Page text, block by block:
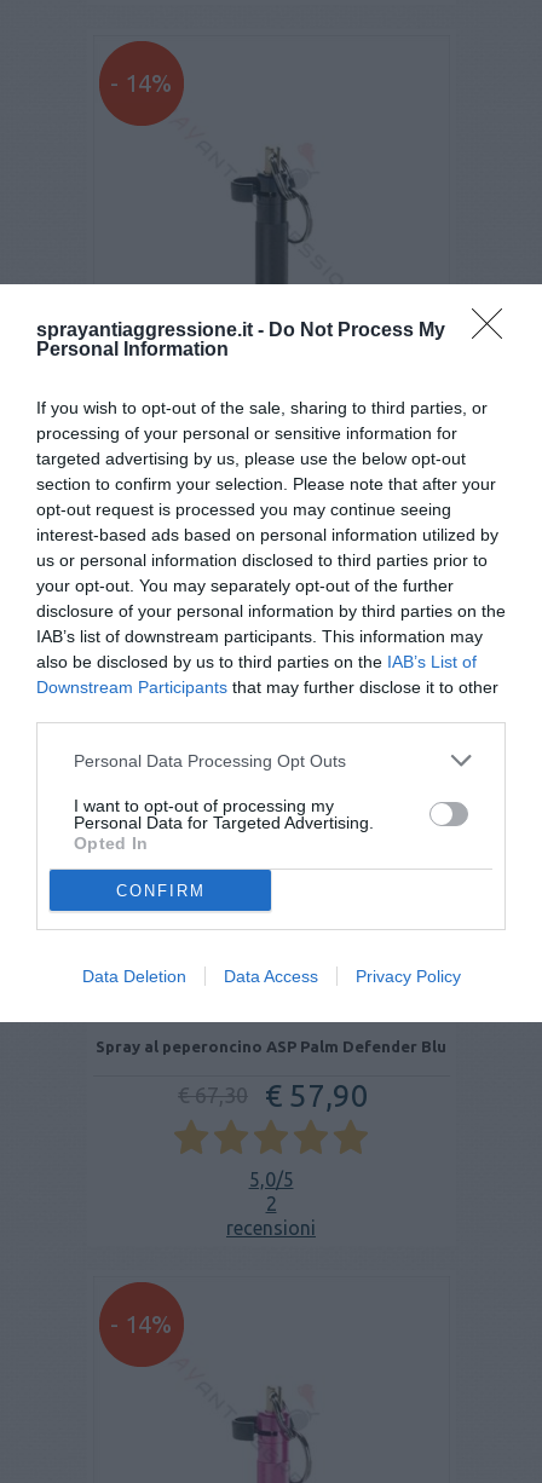
sprayantiaggressione.it - Do Not Process My
Personal Information
If you wish to opt-out of the sale, sharing to third parties, or
processing of your personal or sensitive information for
targeted advertising by us, please use the below opt-out
section to confirm your selection. Please note that after your
opt-out request is processed you may continue seeing
interest-based ads based on personal information utilized by
us or personal information disclosed to third parties prior to
your opt-out. You may separately opt-out of the further
disclosure of your personal information by third parties on the
IAB’s list of downstream participants. This information may
also be disclosed by us to third parties on the IAB’s List of
Downstream Participants that may further disclose it to other
Personal Data Processing Opt Outs
I want to opt-out of processing my
Personal Data for Targeted Advertising.
Opted In
CONFIRM
Data Deletion Data Access Privacy Policy
- 14%
Spray al peperoncino ASP Palm Defender
Nero
€ 67,30 € 57,90
4,9/5
9
recensioni
Spray al peperoncino ASP Palm Defender Blu
€ 67,30 € 57,90
5,0/5
2
recensioni
- 14%